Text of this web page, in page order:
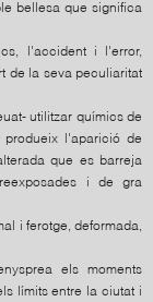
bellesa que significa
l'accident i l'error,
de la seva peculiaritat
utilitzar químics de
produeix l'aparició de
que es barreja
i de gra
i ferotge, deformada,
els moments
límits entre la ciutat i